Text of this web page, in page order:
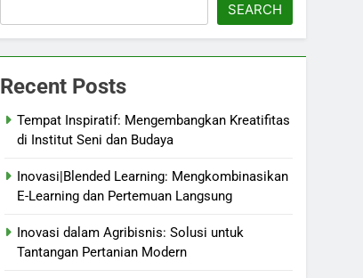
SEARCH
Recent Posts
Tempat Inspiratif: Mengembangkan Kreatifitas
di Institut Seni dan Budaya
Inovasi|Blended Learning: Mengkombinasikan
E-Learning dan Pertemuan Langsung
Inovasi dalam Agribisnis: Solusi untuk
Tantangan Pertanian Modern